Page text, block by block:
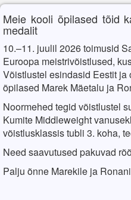
Meie kooli õpilased tõid
medalit
10.–11. juulil 2026 toimusid
Euroopa meistrivõistlused,
Võistlustel esindasid Eestit
õpilased Marek Mäetalu ja
Noormehed tegid võistlustel
Kumite Middleweight
võistlusklassis tubli 3. koha,
Need saavutused pakuvad
Palju õnne Marekile ja